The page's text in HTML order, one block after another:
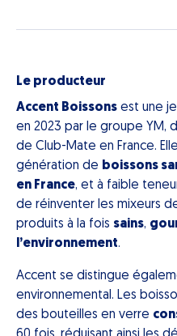
Le producteur
Accent Boissons est une
en 2023 par le groupe YM,
de Club-Mate en France.
génération de boissons
en France, et à faible
de réinventer les mixeurs
produits à la fois sains,
l’environnement.
Accent se distingue
environnemental. Les
des bouteilles en verre